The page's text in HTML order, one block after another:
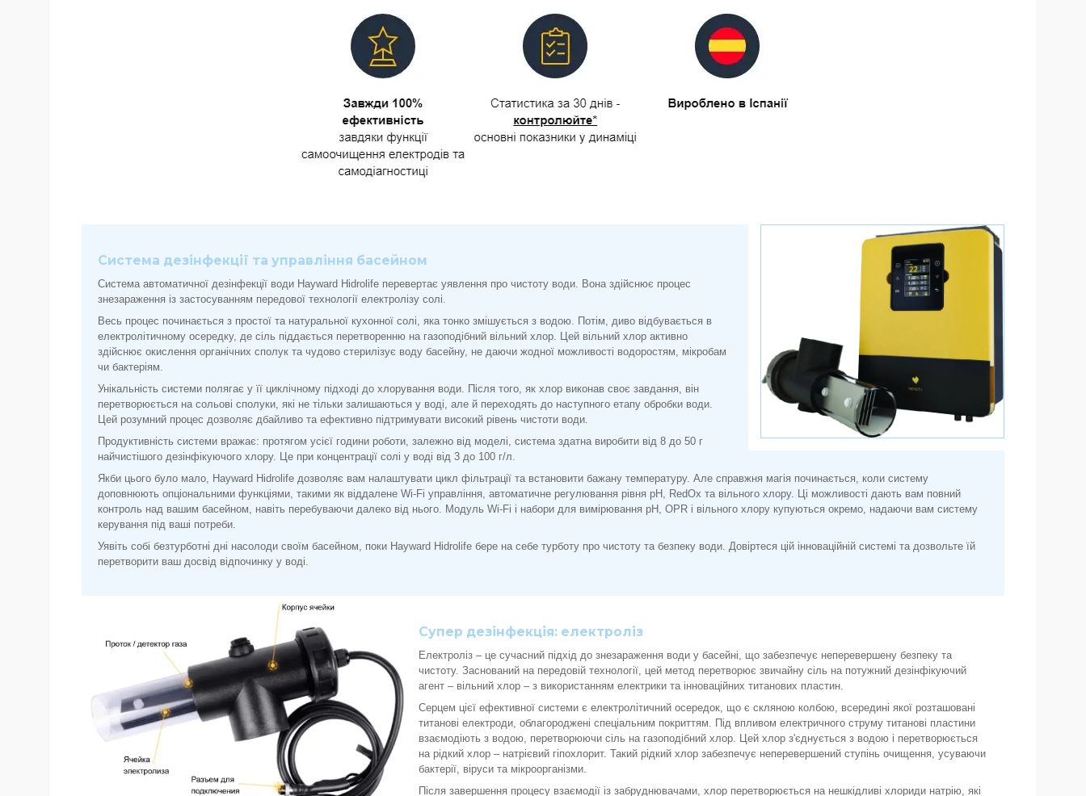
Система дезінфекції та управління басейном
Система автоматичної дезінфекції води Hayward Hidrolife перевертає уявлення про чистоту води. Вона здійснює процес
знезараження із застосуванням передової технології електролізу солі.
Весь процес починається з простої та натуральної кухонної солі, яка тонко змішується з водою. Потім, диво відбувається в
електролітичному осередку, де сіль піддається перетворенню на газоподібний вільний хлор. Цей вільний хлор активно
здійснює окислення органічних сполук та чудово стерилізує воду басейну, не даючи жодної можливості водоростям, мікробам
чи бактеріям.
Унікальність системи полягає у її циклічному підході до хлорування води. Після того, як хлор виконав своє завдання, він
перетворюється на сольові сполуки, які не тільки залишаються у воді, але й переходять до наступного етапу обробки води.
Цей розумний процес дозволяє дбайливо та ефективно підтримувати високий рівень чистоти води.
Продуктивність системи вражає: протягом усієї години роботи, залежно від моделі, система здатна виробити від 8 до 50 г
найчистішого дезінфікуючого хлору. Це при концентрації солі у воді від 3 до 100 г/л.
Якби цього було мало, Hayward Hidrolife дозволяє вам налаштувати цикл фільтрації та встановити бажану температуру. Але справжня магія починається, коли систему
доповнюють опціональними функціями, такими як віддалене Wi-Fi управління, автоматичне регулювання рівня рН, RedOx та вільного хлору. Ці можливості дають вам повний
контроль над вашим басейном, навіть перебуваючи далеко від нього. Модуль Wi-Fi і набори для вимірювання рН, OPR і вільного хлору купуються окремо, надаючи вам систему
керування під ваші потреби.
Уявіть собі безтурботні дні насолоди своїм басейном, поки Hayward Hidrolife бере на себе турботу про чистоту та безпеку води. Довіртеся цій інноваційній системі та дозвольте їй
перетворити ваш досвід відпочинку у воді.
Супер дезінфекція: електроліз
Електроліз – це сучасний підхід до знезараження води у басейні, що забезпечує неперевершену безпеку та
чистоту. Заснований на передовій технології, цей метод перетворює звичайну сіль на потужний дезінфікуючий
агент – вільний хлор – з використанням електрики та інноваційних титанових пластин.
Серцем цієї ефективної системи є електролітичний осередок, що є скляною колбою, всередині якої розташовані
титанові електроди, облагороджені спеціальним покриттям. Під впливом електричного струму титанові пластини
взаємодіють з водою, перетворюючи сіль на газоподібний хлор. Цей хлор з'єднується з водою і перетворюється
на рідкий хлор – натрієвий гіпохлорит. Такий рідкий хлор забезпечує неперевершений ступінь очищення, усуваючи
бактерії, віруси та мікроорганізми.
Після завершення процесу взаємодії із забруднювачами, хлор перетворюється на нешкідливі хлориди натрію, які